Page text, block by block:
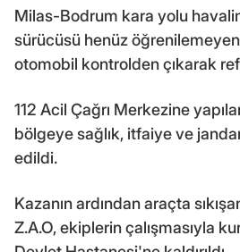
Milas-Bodrum kara yolu
sürücüsü henüz
otomobil kontrolden çıkarak
112 Acil Çağrı Merkezine
bölgeye sağlık, itfaiye ve
edildi.
Kazanın ardından araçta
Z.A.O, ekiplerin çalışmasıyla